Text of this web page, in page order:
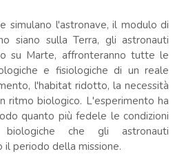
simulano l'astronave, il modulo di
siano sulla Terra, gli astronauti
su Marte, affronteranno tutte le
e fisiologiche di un reale
l'habitat ridotto, la necessità
ritmo biologico. L'esperimento ha
quanto più fedele le condizioni
che gli astronauti
periodo della missione.